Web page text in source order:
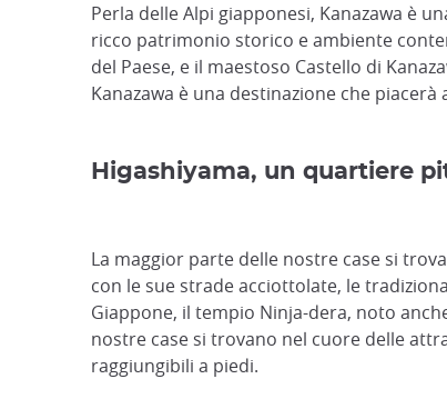
Perla delle Alpi giapponesi, Kanazawa è
ricco patrimonio storico e ambiente
del Paese, e il maestoso Castello di
Kanazawa è una destinazione che
Higashiyama, un quartiere
La maggior parte delle nostre case si
con le sue strade acciottolate, le
Giappone, il tempio Ninja-dera, noto
nostre case si trovano nel cuore delle
raggiungibili a piedi.